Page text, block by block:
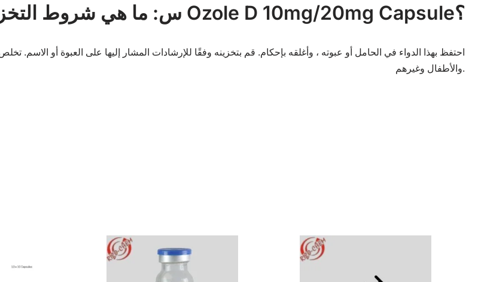
س: ما هي شروط التخزين المقترحة لـ Ozole D 10mg/20mg Capsule؟
احتفظ بهذا الدواء في الحامل أو عبوته ، وأغلقه بإحكام. قم بتخزينه وفقًا للإرشادات المشار إليها على العبوة أو الاسم.
والأطفال وغيرهم.